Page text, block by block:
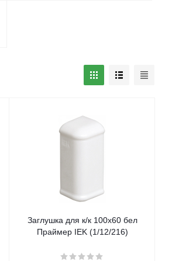
Заглушка для к/к 100х60 бел
Праймер IEK (1/12/216)